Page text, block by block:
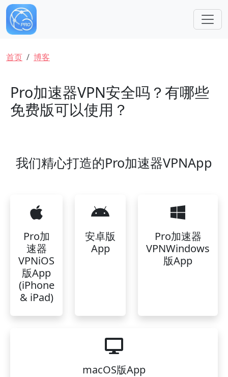
跳转到主要内容
面包屑
首页 博客
Pro加速器VPN安全吗？有哪些
免费版可以使用？
我们精心打造的Pro加速器VPNApp
Pro加
速器
VPNiOS
版App
(iPhone
& iPad)
安卓版
App
Pro加速器
VPNWindows
版App
macOS版App